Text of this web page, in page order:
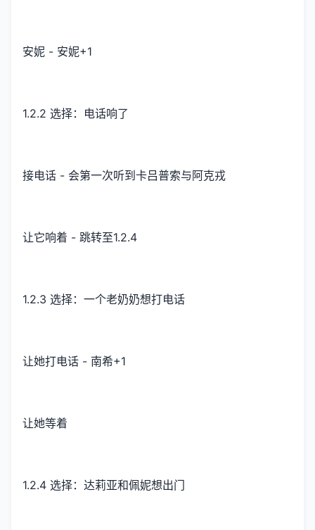
安妮 - 安妮+1
1.2.2 选择：电话响了
接电话 - 会第一次听到卡吕普索与阿克戎
让它响着 - 跳转至1.2.4
1.2.3 选择：一个老奶奶想打电话
让她打电话 - 南希+1
让她等着
1.2.4 选择：达莉亚和佩妮想出门